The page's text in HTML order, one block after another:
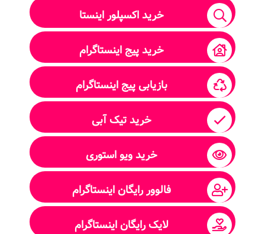
خرید اکسپلور اینستا
خرید پیج اینستاگرام
بازیابی پیج اینستاگرام
خرید تیک آبی
خرید ویو استوری
فالوور رایگان اینستاگرام
لایک رایگان اینستاگرام